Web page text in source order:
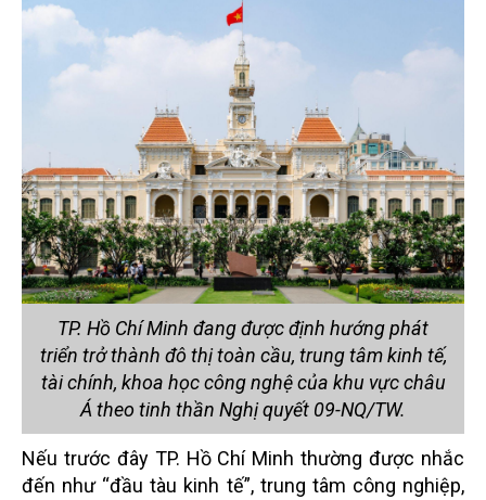
TP. Hồ Chí Minh đang được định hướng phát
triển trở thành đô thị toàn cầu, trung tâm kinh tế,
tài chính, khoa học công nghệ của khu vực châu
Á theo tinh thần Nghị quyết 09-NQ/TW.
Nếu trước đây TP. Hồ Chí Minh thường được nhắc
đến như “đầu tàu kinh tế”, trung tâm công nghiệp,